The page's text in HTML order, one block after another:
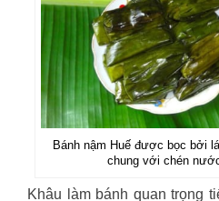
Bánh nậm Huế được bọc bởi
chung với chén
Khâu làm bánh quan trọng